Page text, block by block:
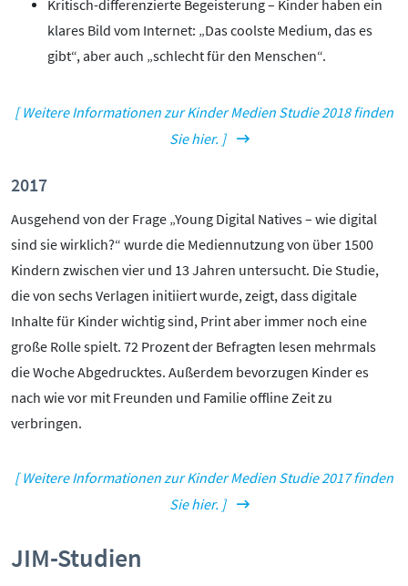
Kritisch-differenzierte Begeisterung – Kinder haben ein
klares Bild vom Internet: „Das coolste Medium, das es
gibt“, aber auch „schlecht für den Menschen“.
[ Weitere Informationen zur Kinder Medien Studie 2018 finden
Sie hier. ]
2017
Ausgehend von der Frage „Young Digital Natives – wie digital
sind sie wirklich?“ wurde die Mediennutzung von über 1500
Kindern zwischen vier und 13 Jahren untersucht. Die Studie,
die von sechs Verlagen initiiert wurde, zeigt, dass digitale
Inhalte für Kinder wichtig sind, Print aber immer noch eine
große Rolle spielt. 72 Prozent der Befragten lesen mehrmals
die Woche Abgedrucktes. Außerdem bevorzugen Kinder es
nach wie vor mit Freunden und Familie offline Zeit zu
verbringen.
[ Weitere Informationen zur Kinder Medien Studie 2017 finden
Sie hier. ]
JIM-Studien